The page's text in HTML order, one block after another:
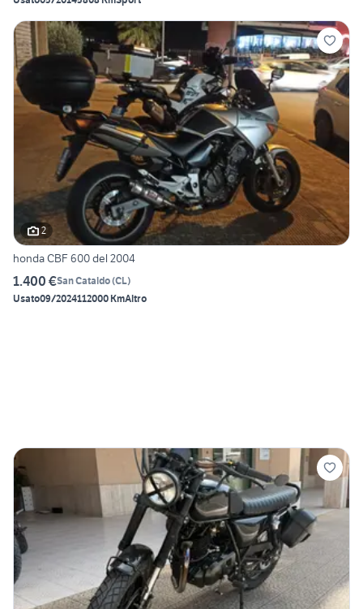
2
honda CBF 600 del 2004
1.400 €San Cataldo(CL)
Usato09/2024112000 KmAltro